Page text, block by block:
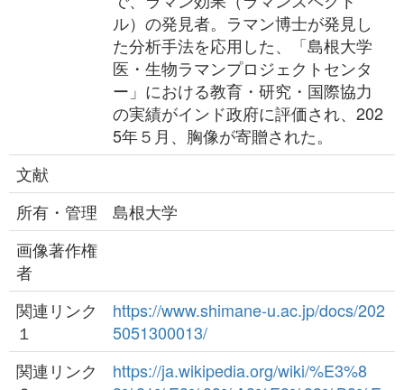
ル）の発見者。ラマン博士が発見し
た分析手法を応用した、「島根大学
医・生物ラマンプロジェクトセンタ
ー」における教育・研究・国際協力
の実績がインド政府に評価され、202
5年５月、胸像が寄贈された。
文献
所有・管理
島根大学
画像著作権
者
関連リンク
１
https://www.shimane-u.ac.jp/docs/202
5051300013/
関連リンク
https://ja.wikipedia.org/wiki/%E3%8